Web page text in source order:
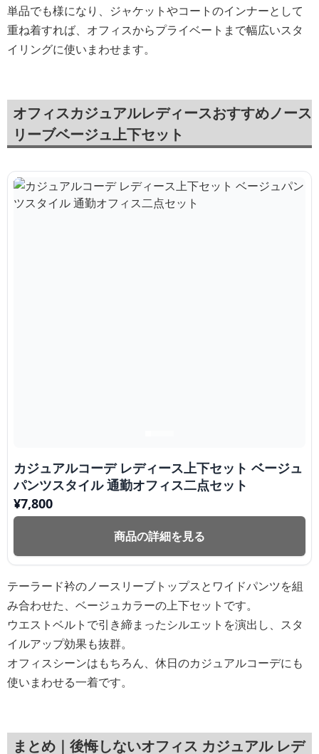
単品でも様になり、ジャケットやコートのインナーとして
重ね着すれば、オフィスからプライベートまで幅広いスタ
イリングに使いまわせます。
オフィスカジュアルレディースおすすめノース
リーブベージュ上下セット
カジュアルコーデ レディース上下セット ベージュ
パンツスタイル 通勤オフィス二点セット
¥7,800
商品の詳細を見る
テーラード衿のノースリーブトップスとワイドパンツを組
み合わせた、ベージュカラーの上下セットです。
ウエストベルトで引き締まったシルエットを演出し、スタ
イルアップ効果も抜群。
オフィスシーンはもちろん、休日のカジュアルコーデにも
使いまわせる一着です。
まとめ｜後悔しないオフィス カジュアル レデ